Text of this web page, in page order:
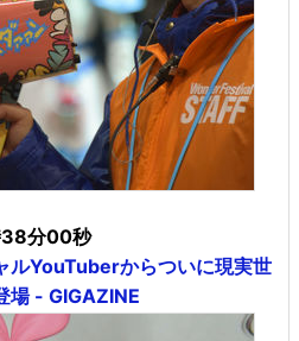
分00秒
ルYouTuberからついに現実世
場 - GIGAZINE